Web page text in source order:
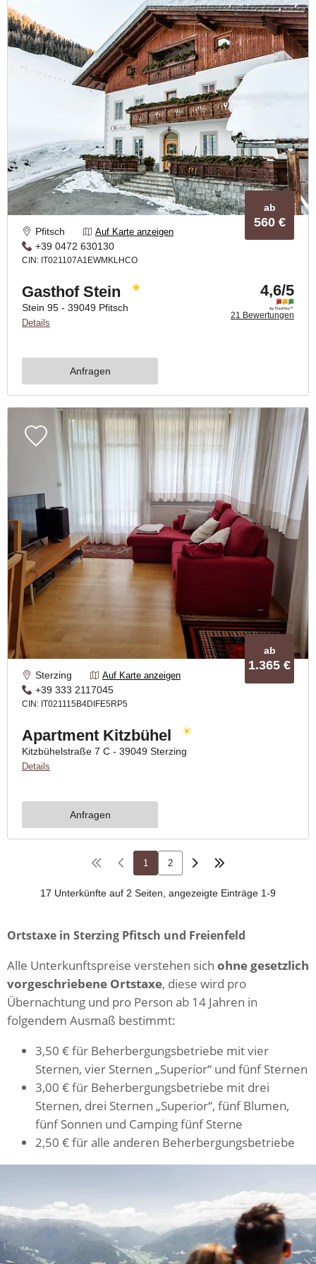
Ortstaxe in Sterzing Pfitsch und Freienfeld
Alle Unterkunftspreise verstehen sich ohne gesetzlich
vorgeschriebene Ortstaxe, diese wird pro
Übernachtung und pro Person ab 14 Jahren in
folgendem Ausmaß bestimmt:
3,50 € für Beherbergungsbetriebe mit vier
Sternen, vier Sternen „Superior“ und fünf Sternen
3,00 € für Beherbergungsbetriebe mit drei
Sternen, drei Sternen „Superior“, fünf Blumen,
fünf Sonnen und Camping fünf Sterne
2,50 € für alle anderen Beherbergungsbetriebe